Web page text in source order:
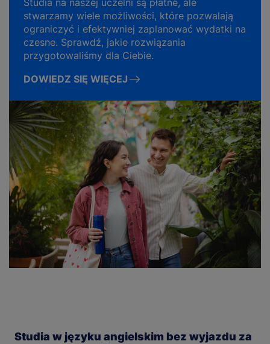
stwarzamy wiele możliwości, które pozwalają
ograniczyć i efektywniej zaplanować wydatki na
czesne. Sprawdź, jakie rozwiązania
przygotowaliśmy dla Ciebie.
DOWIEDZ SIĘ WIĘCEJ
Studia w języku angielskim bez wyjazdu za